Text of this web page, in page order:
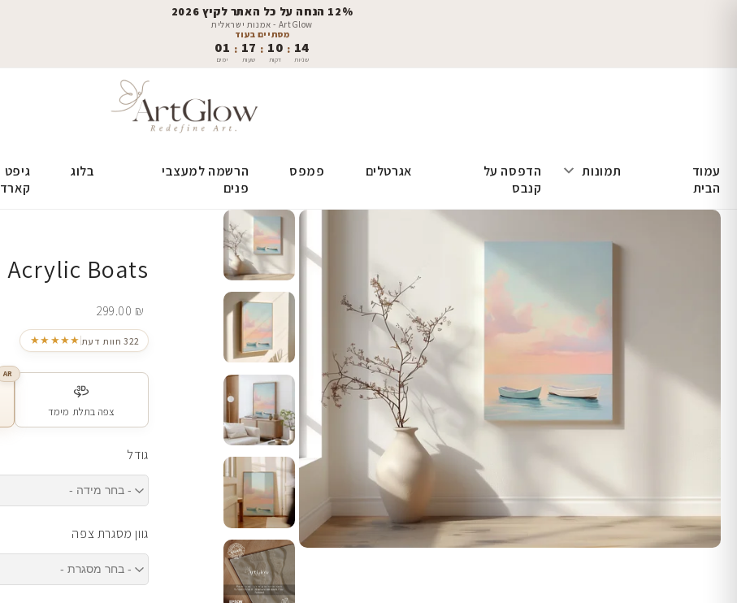
12% הנחה על כל האתר לקיץ 2026
ArtGlow - אמנות ישראלית
מסתיים בעוד
01
ימים
: 17
שעות
: 10
דקות
: 13
שניות
עמוד
הבית
תמונות
הדפסה על
קנבס
אגרטלים פמפס
הרשמה למעצבי
פנים
בלוג
גיפט
קארד
Acrylic Boats
299.00 ₪
★★★★★ 322 חוות דעת
צפה בתלת מימד
AR
גודל
גוון מסגרת צפה